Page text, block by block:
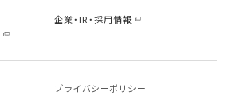
企業・IR・採用情報
プライバシーポリシー